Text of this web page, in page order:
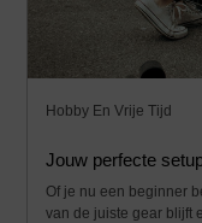
Hobby En Vrije Tijd
Jouw perfecte
Of je nu een beginner
van de juiste gear blijft